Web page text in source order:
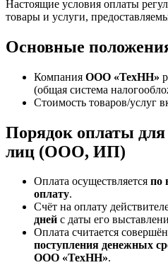
Настоящие условия оплаты
товары и услуги,
Основные
Компания ООО «ТехНН»
(общая система
Стоимость товаров/услуг
Порядок оплаты
лиц (ООО, ИП)
Оплата осуществляется по
оплату.
Счёт на оплату
дней с даты его
Оплата считается
поступления денежных
ООО «ТехНН».